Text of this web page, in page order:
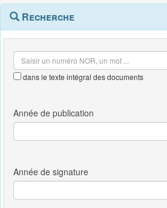
Navigation
outils
Menu
contextuel
Recherche
dans le texte intégral des documents